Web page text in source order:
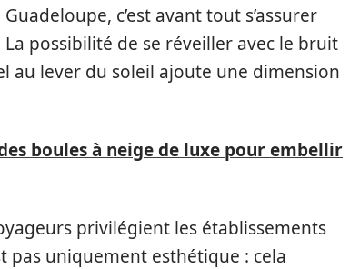
c’est avant tout s’assurer
possibilité de se réveiller avec le bruit
au lever du soleil ajoute une dimension
boules à neige de luxe pour embellir
privilégient les établissements
pas uniquement esthétique : cela